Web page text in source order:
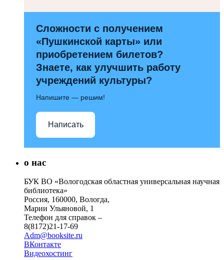
Сложности с получением
«Пушкинской карты» или
приобретением билетов?
Знаете, как улучшить работу
учреждений культуры?
Напишите — решим!
Написать
о нас
БУК ВО «Вологодская областная универсальная научная
библиотека»
Россия, 160000, Вологда,
Марии Ульяновой, 1
Телефон для справок –
8(8172)21-17-69
Adm@booksite.ru
ВКонтакте
Видеохостинг